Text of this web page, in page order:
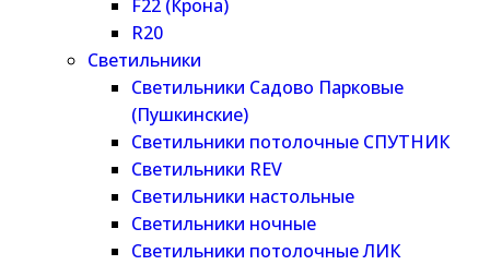
F22 (Крона)
R20
Светильники
Светильники Садово Парковые
(Пушкинские)
Светильники потолочные СПУТНИК
Светильники REV
Светильники настольные
Светильники ночные
Светильники потолочные ЛИК